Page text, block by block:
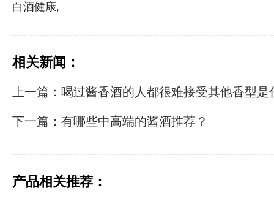
白酒健康,
相关新闻：
上一篇：喝过酱香酒的人都很难接受其他香型是
下一篇：有哪些中高端的酱酒推荐？
产品相关推荐：